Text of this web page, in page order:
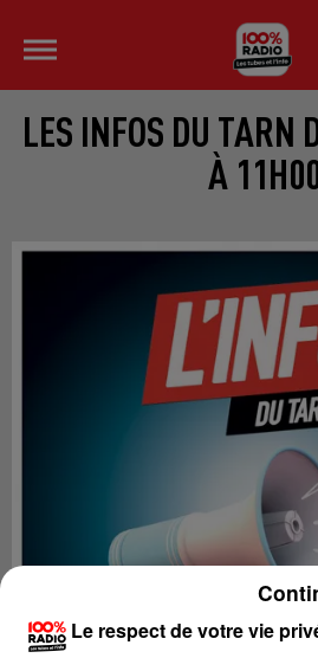
LES INFOS DU
À
Le respect de votre vie